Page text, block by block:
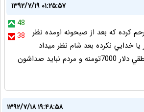
۱۳۹۲/۷/۱۹ ۰۱:۲۵:۵۷
48
38
كرده كه بعد از صبحونه اومده نظر
يا خدايي نكرده بعد شام نظر ميداد
ميگفت قيمت منطقي دلار 7000تومنه و مردم نبايد صداشون
۱۳۹۲/۷/۱۸ ۱۹:۴۸:۵۸